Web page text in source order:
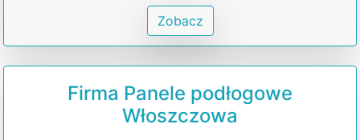
Zobacz
Firma Panele podłogowe
Włoszczowa